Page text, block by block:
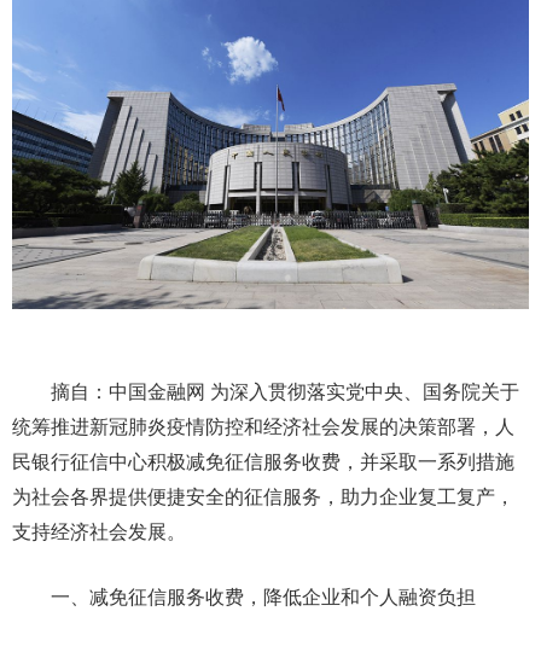
摘自：中国金融网 为深入贯彻落实党中央、国务院关于
统筹推进新冠肺炎疫情防控和经济社会发展的决策部署，人
民银行征信中心积极减免征信服务收费，并采取一系列措施
为社会各界提供便捷安全的征信服务，助力企业复工复产，
支持经济社会发展。
一、减免征信服务收费，降低企业和个人融资负担